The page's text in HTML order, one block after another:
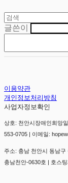
글쓴이
이용약관
개인정보처리방침
사업자정보확인
상호: 천안시장애인희망
553-0705 | 이메일:
주소: 충남 천안시 동남구
충남천안-0630호 | 호스